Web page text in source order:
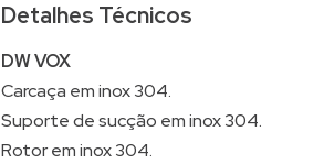
Detalhes Técnicos
DW VOX
Carcaça em inox 304.
Suporte de sucção em inox 304.
Rotor em inox 304.